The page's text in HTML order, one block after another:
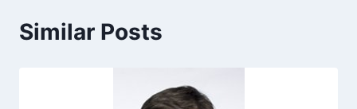
Similar Posts